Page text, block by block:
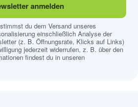
anmelden
du dem Versand unseres
einschließlich Analyse der
(z. B. Öffnungsrate, Klicks auf Links)
jederzeit widerrufen, z. B. über den
findest du in unseren